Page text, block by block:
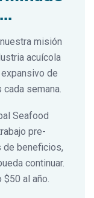
misión
acuícola
de
semana.
Seafood
pre-
de beneficios,
continuar.
al año.